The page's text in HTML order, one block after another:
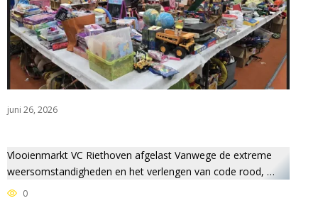
juni 26, 2026
Vlooienmarkt VC Riethoven afgelast Vanwege de extreme
weersomstandigheden en het verlengen van code rood, …
0